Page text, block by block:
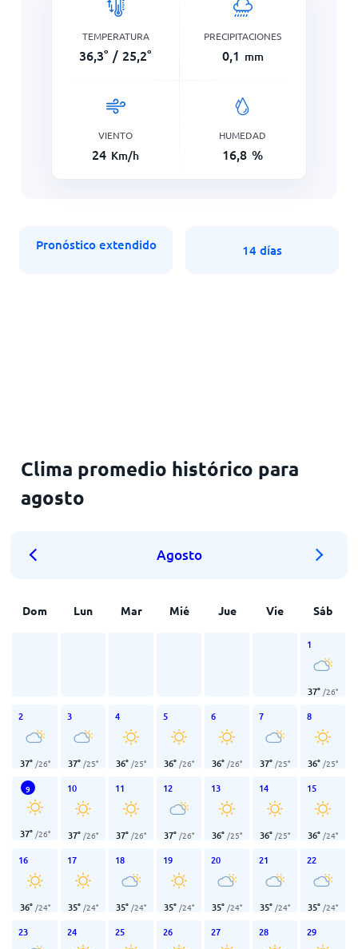
TEMPERATURA
36,3° / 25,2°
PRECIPITACIONES
0,1 mm
VIENTO
24 Km/h
HUMEDAD
16,8 %
Pronóstico extendido 14 días
Clima promedio histórico para
agosto
Agosto
Dom Lun Mar Mié Jue Vie Sáb
1
37° /26°
2
37° /26°
3
37° /25°
4
36° /25°
5
36° /26°
6
36° /26°
7
37° /25°
8
36° /25°
9
37° /26°
10
37° /26°
11
37° /26°
12
37° /26°
13
36° /25°
14
36° /25°
15
36° /24°
16
36° /24°
17
35° /24°
18
35° /24°
19
35° /24°
20
35° /24°
21
35° /24°
22
35° /24°
23 24 25 26 27 28 29